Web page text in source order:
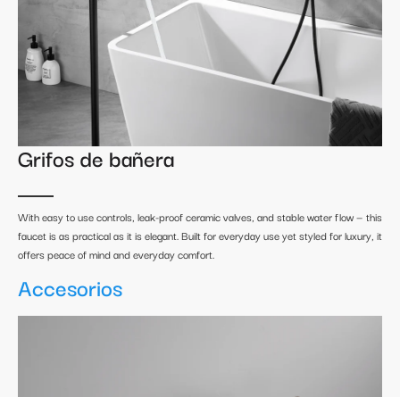
Grifos de bañera
With easy to use controls, leak-proof ceramic valves, and stable water flow — this
faucet is as practical as it is elegant. Built for everyday use yet styled for luxury, it
offers peace of mind and everyday comfort.
Accesorios